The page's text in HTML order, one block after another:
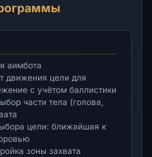
аимбота
движения цели для
с учётом баллистики
части тела (голова,
цели: ближайшая к
зоны захвата